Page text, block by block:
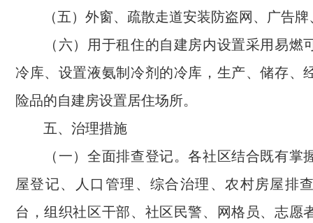
（五）外窗、疏散走道安装防盗网、广告牌
（六）用于租住的自建房内设置采用易燃
冷库、设置液氨制冷剂的冷库，生产、储存、
险品的自建房设置居住场所。
五、治理措施
（一）全面排查登记。各社区结合既有掌
屋登记、人口管理、综合治理、农村房屋排
台，组织社区干部、社区民警、网格员、志愿